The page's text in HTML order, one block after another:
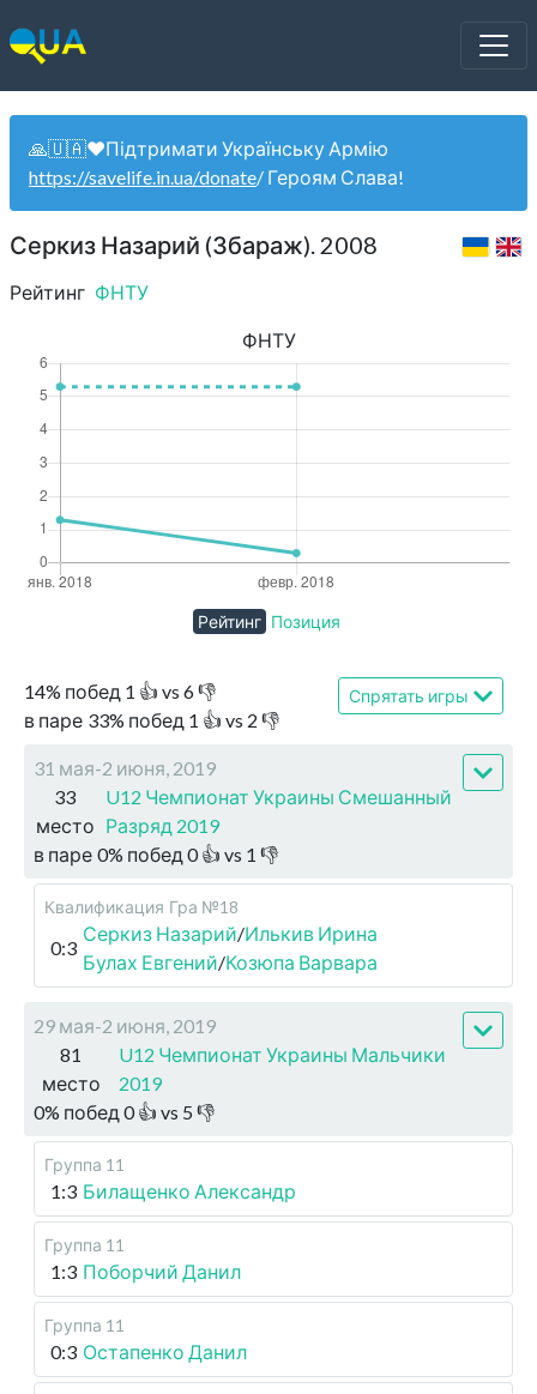
🙏🇺🇦❤️Підтримати Українську Армію
https://savelife.in.ua/donate/ Героям Слава!
Серкиз Назарий (Збараж). 2008
Рейтинг ФНТУ
14% побед 1 👍 vs 6👎
в паре 33% побед 1 👍 vs 2 👎
Спрятать игры
31 мая-2 июня, 2019
33
место
U12 Чемпионат Украины Смешанный
Разряд 2019
в паре 0% побед 0👍 vs 1 👎
Квалификация Гра №18
0:3
Серкиз Назарий/Илькив Ирина
Булах Евгений/Козюпа Варвара
29 мая-2 июня, 2019
81
место
U12 Чемпионат Украины Мальчики
2019
0% побед 0👍 vs 5 👎
Группа 11
1:3 Билащенко Александр
Группа 11
1:3 Поборчий Данил
Группа 11
0:3 Остапенко Данил
ФНТУ
Рейтинг Позиция